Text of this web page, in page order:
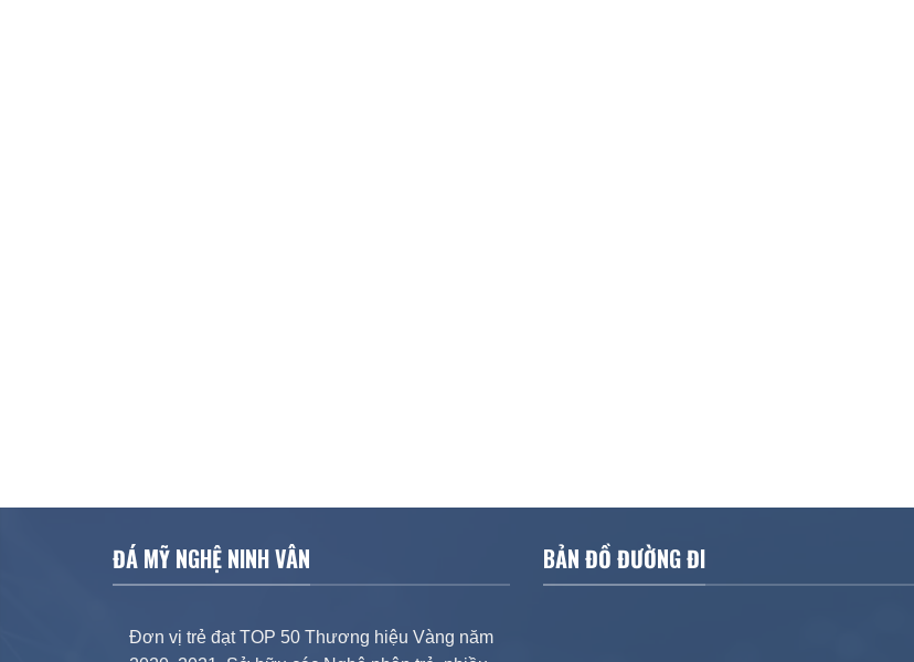
ĐÁ MỸ NGHỆ NINH VÂN
Đơn vị trẻ đạt TOP 50 Thương hiệu Vàng năm
BẢN ĐỒ ĐƯỜNG ĐI